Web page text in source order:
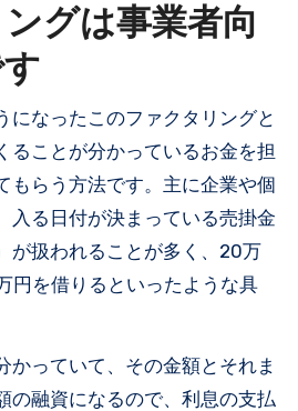
グは事業者向
になったこのファクタリングと
ることが分かっているお金を担
もらう方法です。主に企業や個
入る日付が決まっている売掛金
が扱われることが多く、20万
円を借りるといったような具
かっていて、その金額とそれま
の融資になるので、利息の支払